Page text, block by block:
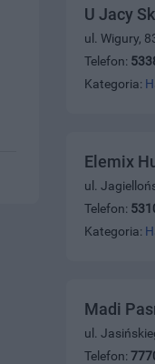
U Jacy
ul. Wigury,
Telefon:
Kategoria:
Elemix
ul.
Telefon:
Kategoria:
Madi
ul.
Telefon: